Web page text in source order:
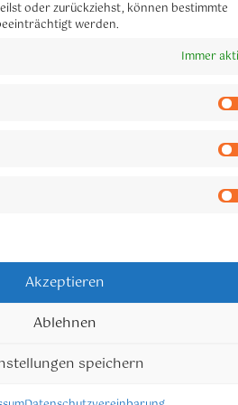
oder zurückziehst, können bestimmte
werden.
Immer
Akzeptieren
Ablehnen
speichern